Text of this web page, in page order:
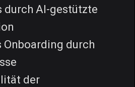
durch AI-gestützte
Onboarding durch
der